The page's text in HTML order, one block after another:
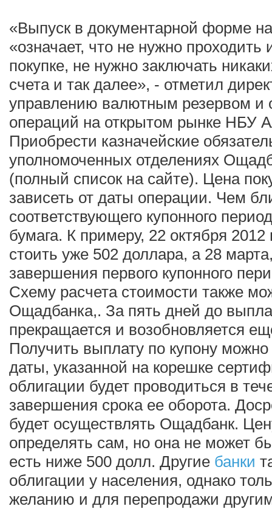
«Выпуск в документарной форме
«означает, что не нужно
покупке, не нужно заключать
счета и так далее», - отметил
управлению валютным резервом и
операций на открытом рынке НБУ
Приобрести казначейские
уполномоченных отделениях
(полный список на сайте). Цена
зависеть от даты операции. Чем
соответствующего купонного
бумага. К примеру, 22 октября 2012
стоить уже 502 доллара, а 28
завершения первого купонного
Схему расчета стоимости также
Ощадбанка,. За пять дней до
прекращается и возобновляется
Получить выплату по купону
даты, указанной на корешке
облигации будет проводиться в
завершения срока ее оборота.
будет осуществлять Ощадбанк.
определять сам, но она не может
есть ниже 500 долл. Другие банки
облигации у населения, однако
желанию и для перепродажи